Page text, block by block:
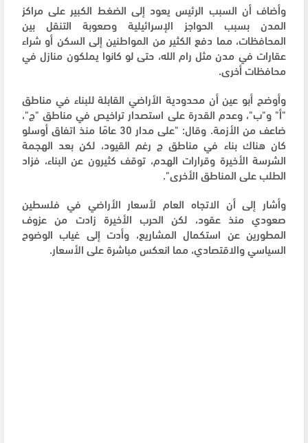
وأضاف أن السبب الرئيس يعود إلى الضغط الكبير على مراكز
المدن بسبب الحواجز الإسرائيلية وصعوبة التنقل بين
المحافظات، مما دفع الكثير من المواطنين إلى السكن أو شراء
عقارات في مدن مثل رام الله، حتى لو كانوا يملكون منازل في
محافظات أخرى.
وأوضح أبو عين أن محدودية الأراضي القابلة للبناء في مناطق
"أ" و"ب"، وعدم القدرة على استصدار تراخيص في مناطق "ج"،
ضاعف من الأزمة. وقال: "على مدار 30 عامًا منذ اتفاق أوسلو
كان هناك بناء في مناطق ج رغم القيود، لكن بعد الهجمة
الشرسة الأخيرة وقرارات الهدم، توقف كثيرون عن البناء، فزاد
الطلب على المناطق الأخرى".
وأشار إلى أن الاتجاه العام لأسعار الأراضي في فلسطين
صعودي منذ عقود، لكن الحرب الأخيرة زادت من عزوف
المطورين عن استكمال المشاريع، وأدت إلى غياب الوضوح
السياسي والاقتصادي، مما انعكس مباشرة على الأسعار.